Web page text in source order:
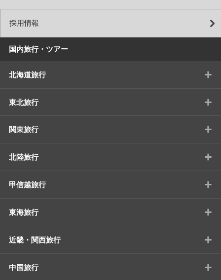
採用情報
国内旅行・ツアー
北海道旅行 +
東北旅行 +
関東旅行 +
北陸旅行 +
甲信越旅行 +
東海旅行 +
近畿・関西旅行 +
中国旅行 +